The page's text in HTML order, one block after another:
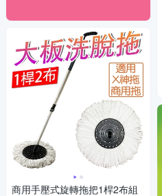
商用手壓式旋轉拖把1桿2布組